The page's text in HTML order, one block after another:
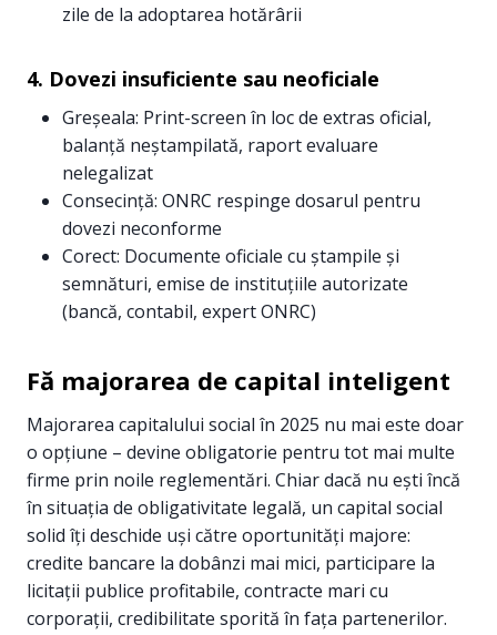
zile de la adoptarea hotărârii
4. Dovezi insuficiente sau neoficiale
Greșeala: Print-screen în loc de extras oficial,
balanță neștampilată, raport evaluare
nelegalizat
Consecință: ONRC respinge dosarul pentru
dovezi neconforme
Corect: Documente oficiale cu ștampile și
semnături, emise de instituțiile autorizate
(bancă, contabil, expert ONRC)
Fă majorarea de capital inteligent
Majorarea capitalului social în 2025 nu mai este doar
o opțiune – devine obligatorie pentru tot mai multe
firme prin noile reglementări. Chiar dacă nu ești încă
în situația de obligativitate legală, un capital social
solid îți deschide uși către oportunități majore:
credite bancare la dobânzi mai mici, participare la
licitații publice profitabile, contracte mari cu
corporații, credibilitate sporită în fața partenerilor.